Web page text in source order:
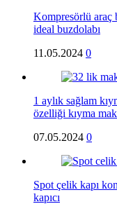
Kompresörlü araç
ideal buzdolabı
11.05.2024 0
1 aylık sağlam
özelliği kıyma
07.05.2024 0
Spot çelik kapı
kapıcı